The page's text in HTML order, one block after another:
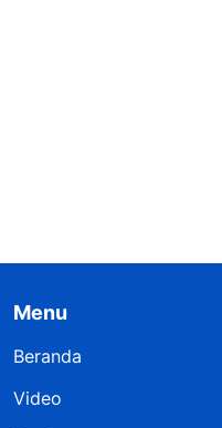
Menu
Beranda
Video